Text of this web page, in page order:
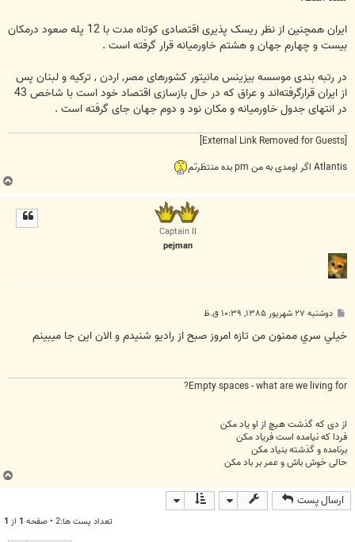
ایران همچنین از نظر ریسک پذیری اقتصادی کوتاه مدت با 12 پله صعود درمکان
بیست و چهارم جهان و هشتم خاورمیانه قرار گرفته است .
در رتبه بندی موسسه بیزینس مانیتور کشورهای مصر, اردن , ترکیه و لبنان پس
از ایران قرارگرفته‌اند و عراق که در حال بازسازی اقتصاد خود است با شاخص 43
در انتهای جدول خاورمیانه و مکان نود و دوم جهان جای گرفته است .
[External Link Removed for Guests]
Atlantis اگر اومدی به من pm بده منتظرتم
Captain II
pejman
ت
دوشنبه ۲۷ شهریور ۱۳۸۵, ۱۰:۳۹ ق.ظ
خيلي سري ممنون من تازه امروز صبح از راديو شنيدم و الان اين جا ميبينم
Empty spaces - what are we living for?
از دی که گذشت هیچ از او یاد مکن
فردا که نیامده است فریاد مکن
برنامده و گذشته بنیاد مکن
حالی خوش باش و عمر بر باد مکن
ارسال پست
تعداد پست ها:2 • صفحه 1 از 1